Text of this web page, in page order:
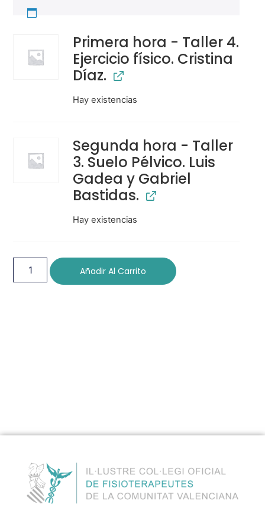
Primera hora - Taller 4.
Ejercicio físico. Cristina
Díaz.
Hay existencias
Segunda hora - Taller
3. Suelo Pélvico. Luis
Gadea y Gabriel
Bastidas.
Hay existencias
Añadir Al Carrito